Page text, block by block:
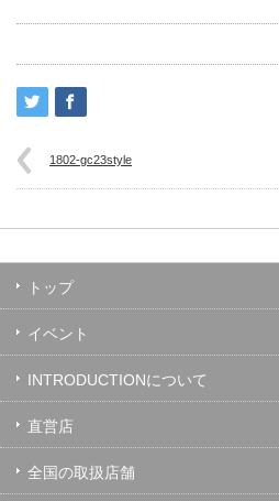
1802-gc23style
トップ
イベント
INTRODUCTIONについて
直営店
全国の取扱店舗